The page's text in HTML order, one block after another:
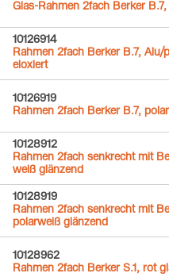
Glas-Rahmen 2fach Berker
10126914
Rahmen 2fach Berker B.7,
eloxiert
10126919
Rahmen 2fach Berker B.7,
10128912
Rahmen 2fach senkrecht mit
weiß glänzend
10128919
Rahmen 2fach senkrecht mit
polarweiß glänzend
10128962
Rahmen 2fach Berker S.1, rot